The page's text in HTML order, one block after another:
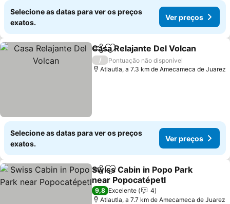
Selecione as datas para ver os preços
exatos.
Ver preços
PartilharAdicionar aos favoritos
Casa Relajante Del Volcan
/
Pontuação não disponível
Atlautla, a 7.3 km de Amecameca de Juarez
Selecione as datas para ver os preços
exatos.
Ver preços
PartilharAdicionar aos favoritos
Swiss Cabin in Popo Park
near Popocatépetl
Ver preços
9,8 Excelente
4
Atlautla, a 7.7 km de Amecameca de Juarez